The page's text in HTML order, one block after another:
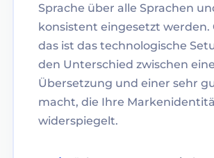
Sprache über alle Sprachen
konsistent eingesetzt werden.
das ist das technologische
den Unterschied zwischen
Übersetzung und einer sehr
macht, die Ihre
widerspiegelt.